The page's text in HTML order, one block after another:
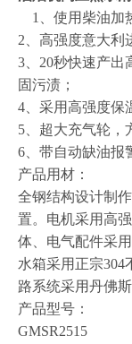
1
、使用柴油加
2 、高强度意大利
3
20秒快速产出
固污渍；
4 、采用高强度
5 、超大充气轮，
6 、带自动缺油
产品用材：
全钢结构设计制
置。电机采用高
体、电气配件采
水箱采用正宗304
路系统采用丹佛斯
产品型号：
GMSR2515